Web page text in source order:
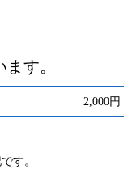
す。
2,000円
す。